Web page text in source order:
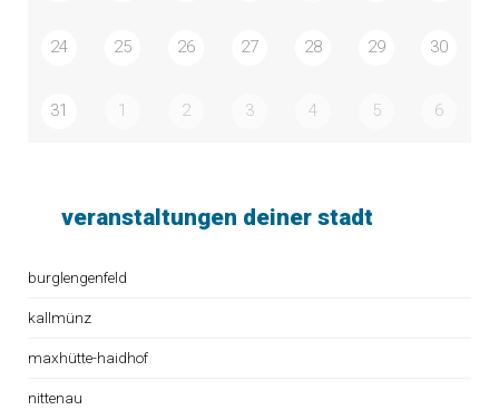
24 25 26 27 28 29 30
31 1 2 3 4 5 6
veranstaltungen deiner stadt
burglengenfeld
kallmünz
maxhütte-haidhof
nittenau